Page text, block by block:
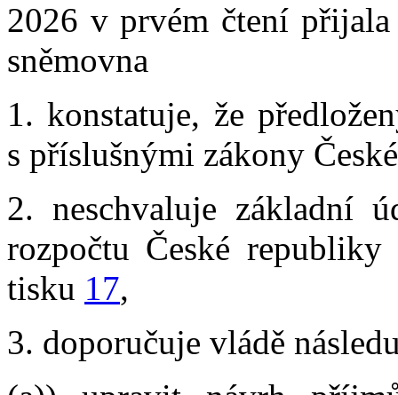
2026 v prvém čtení přijala
sněmovna
1. konstatuje, že
s příslušnými zákony
2. neschvaluje základní
rozpočtu České
tisku 17,
3. doporučuje vládě